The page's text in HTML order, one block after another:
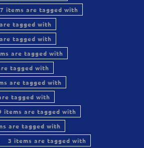
7 items are tagged with
tagged with
tagged with
are tagged with
tagged with
are tagged with
tagged with
items are tagged with
are tagged with
3 items are tagged with